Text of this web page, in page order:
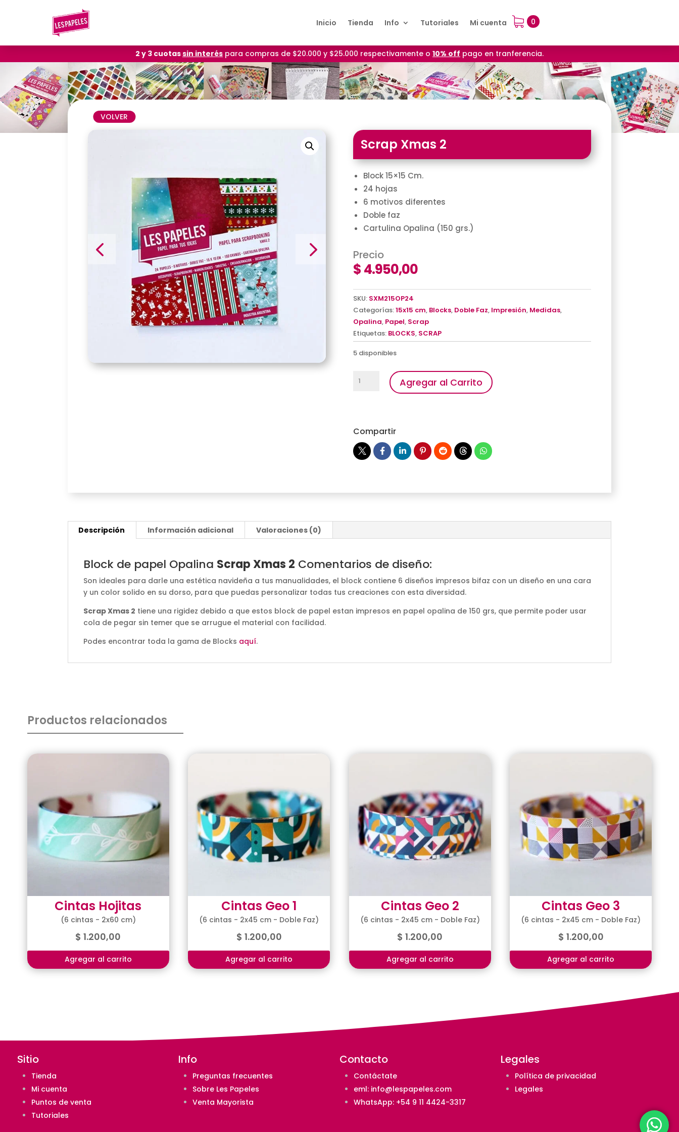
Inicio Tienda Info Tutoriales Mi cuenta 0
2 y 3 cuotassin interés para compras de $20.000 y $25.000 respectivamente o 10% off pago en tranferencia.
Scrap Xmas 2
Block 15×15 Cm.
24 hojas
6 motivos diferentes
Doble faz
Cartulina Opalina (150 grs.)
Precio
$4.950,00
SKU: SXM215OP24
Categorías:15x15 cm, Blocks, Doble Faz, Impresión, Medidas,
Opalina, Papel, Scrap
Etiquetas: BLOCKS, SCRAP
5 disponibles
Scrap
Agregar al Carrito
Compartir
VOLVER
Descripción Información adicional Valoraciones (0)
Block de papel Opalina Scrap Xmas 2 Comentarios de diseño:
Son ideales para darle una estética navideña a tus manualidades, el block contiene 6 diseños impresos bifaz con un diseño en una cara
y un color solido en su dorso, para que puedas personalizar todas tus creaciones con esta diversidad.
Scrap Xmas 2 tiene una rigidez debido a que estos block de papel estan impresos en papel opalina de 150 grs, que permite poder usar
cola de pegar sin temer que se arrugue el material con facilidad.
Podes encontrar toda la gama de Blocks aquí.
Productos relacionados
Cintas Hojitas
(6 cintas - 2x60 cm)
$ 1.200,00
Agregar al carrito
Cintas Geo 1
(6 cintas - 2x45 cm - Doble Faz)
$ 1.200,00
Agregar al carrito
Cintas Geo 2
(6 cintas - 2x45 cm - Doble Faz)
$ 1.200,00
Agregar al carrito
Cintas Geo 3
(6 cintas - 2x45 cm - Doble Faz)
$ 1.200,00
Agregar al carrito
Sitio
Tienda
Mi cuenta
Puntos de venta
Tutoriales
Info
Preguntas frecuentes
Sobre Les Papeles
Venta Mayorista
Contacto
Contáctate
eml: info@lespapeles.com
WhatsApp: +54 9 11 4424-3317
Legales
Política de privacidad
Legales